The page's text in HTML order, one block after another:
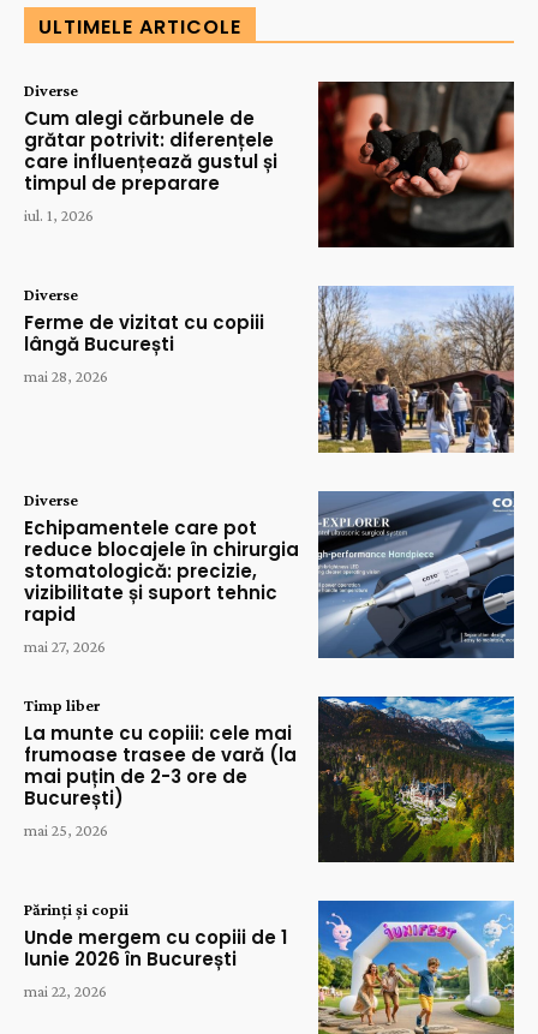
ULTIMELE ARTICOLE
Diverse
Cum alegi cărbunele de
grătar potrivit: diferențele
care influențează gustul și
timpul de preparare
iul. 1, 2026
Diverse
Ferme de vizitat cu copiii
lângă București
mai 28, 2026
Diverse
Echipamentele care pot
reduce blocajele în chirurgia
stomatologică: precizie,
vizibilitate și suport tehnic
rapid
mai 27, 2026
Timp liber
La munte cu copiii: cele mai
frumoase trasee de vară (la
mai puțin de 2-3 ore de
București)
mai 25, 2026
Părinți și copii
Unde mergem cu copiii de 1
Iunie 2026 în București
mai 22, 2026